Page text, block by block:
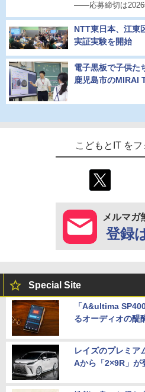
――応募締切は2026
NTT東日本、江東
実証実験を開始
電子黒板で子供た
鹿児島市のMIRAI
こどもとIT を
メルマガ
登録
Special Site
「A&ultima
るオーディオの醍
レイズのプレミア
Aから「2×9R」が